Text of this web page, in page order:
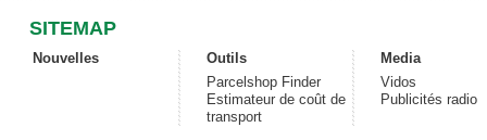
SITEMAP
Nouvelles
Outils
Parcelshop Finder
Estimateur de coût de
transport
Media
Vidos
Publicités radio